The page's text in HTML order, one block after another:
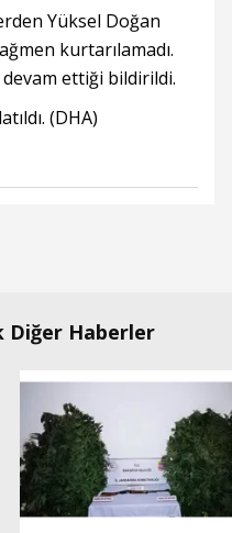
Yüksel Doğan
kurtarılamadı.
ettiği bildirildi.
(DHA)
Diğer Haberler